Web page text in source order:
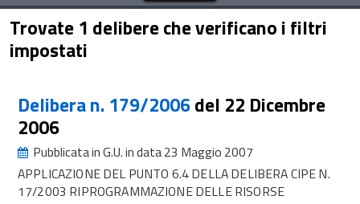
Trovate 1 delibere che verificano i filtri
impostati
Delibera n. 179/2006del 22 Dicembre
2006
Pubblicata in G.U. in data 23 Maggio 2007
APPLICAZIONE DEL PUNTO 6.4 DELLA DELIBERA CIPE N.
17/2003 RIPROGRAMMAZIONE DELLE RISORSE